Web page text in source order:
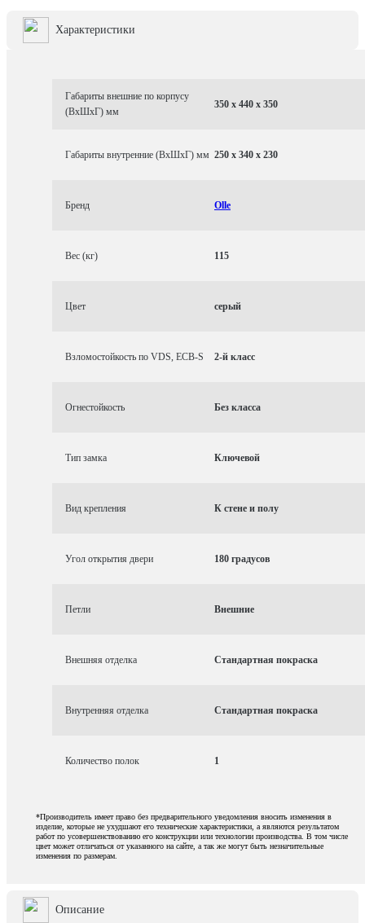
Характеристики
Габариты внешние по корпусу
(ВхШхГ) мм
350 x 440 x 350
Габариты внутренние (ВхШхГ) мм 250 x 340 x 230
Бренд Olle
Вес (кг) 115
Цвет серый
Взломостойкость по VDS, ECB-S 2-й класс
Огнестойкость Без класса
Тип замка Ключевой
Вид крепления К стене и полу
Угол открытия двери 180 градусов
Петли Внешние
Внешняя отделка Стандартная покраска
Внутренняя отделка Стандартная покраска
Количество полок 1
*Производитель имеет право без предварительного уведомления вносить изменения в
изделие, которые не ухудшают его технические характеристики, а являются результатом
работ по усовершенствованию его конструкции или технологии производства. В том числе
цвет может отличаться от указанного на сайте, а так же могут быть незначительные
изменения по размерам.
Описание